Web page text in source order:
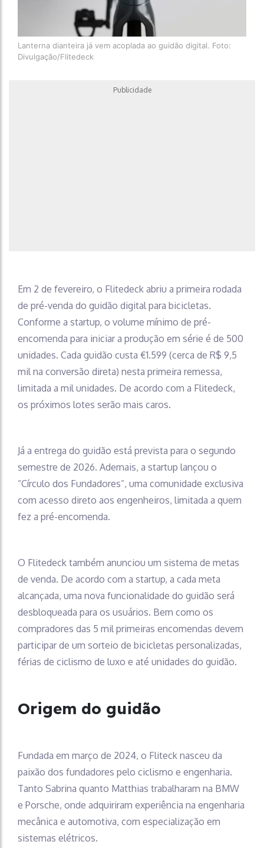
Lanterna dianteira já vem acoplada ao guidão digital. Foto:
Divulgação/Flitedeck
Publicidade
Em 2 de fevereiro, o Flitedeck abriu a primeira rodada
de pré-venda do guidão digital para bicicletas.
Conforme a startup, o volume mínimo de pré-
encomenda para iniciar a produção em série é de 500
unidades. Cada guidão custa €1.599 (cerca de R$ 9,5
mil na conversão direta) nesta primeira remessa,
limitada a mil unidades. De acordo com a Flitedeck,
os próximos lotes serão mais caros.
Já a entrega do guidão está prevista para o segundo
semestre de 2026. Ademais, a startup lançou o
“Círculo dos Fundadores”, uma comunidade exclusiva
com acesso direto aos engenheiros, limitada a quem
fez a pré-encomenda.
O Flitedeck também anunciou um sistema de metas
de venda. De acordo com a startup, a cada meta
alcançada, uma nova funcionalidade do guidão será
desbloqueada para os usuários. Bem como os
compradores das 5 mil primeiras encomendas devem
participar de um sorteio de bicicletas personalizadas,
férias de ciclismo de luxo e até unidades do guidão.
Origem do guidão
Fundada em março de 2024, o Fliteck nasceu da
paixão dos fundadores pelo ciclismo e engenharia.
Tanto Sabrina quanto Matthias trabalharam na BMW
e Porsche, onde adquiriram experiência na engenharia
mecânica e automotiva, com especialização em
sistemas elétricos.